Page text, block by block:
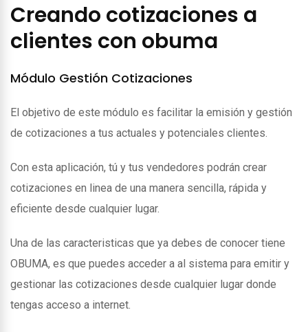
Creando cotizaciones a
clientes con obuma
Módulo Gestión Cotizaciones
El objetivo de este módulo es facilitar la emisión y gestión
de cotizaciones a tus actuales y potenciales clientes.
Con esta aplicación, tú y tus vendedores podrán crear
cotizaciones en linea de una manera sencilla, rápida y
eficiente desde cualquier lugar.
Una de las caracteristicas que ya debes de conocer tiene
OBUMA, es que puedes acceder a al sistema para emitir y
gestionar las cotizaciones desde cualquier lugar donde
tengas acceso a internet.